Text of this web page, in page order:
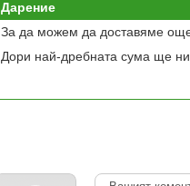
Дарение
За да можем да доставяме
Дори най-дребната сума ще